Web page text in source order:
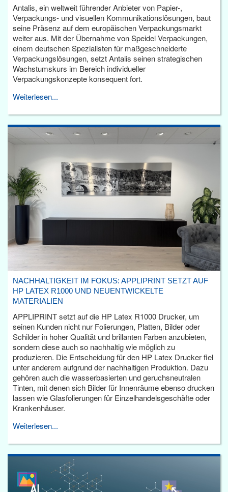
Antalis, ein weltweit führender Anbieter von Papier-,
Verpackungs- und visuellen Kommunikationslösungen, baut
seine Präsenz auf dem europäischen Verpackungsmarkt
weiter aus. Mit der Übernahme von Speidel Verpackungen,
einem deutschen Spezialisten für maßgeschneiderte
Verpackungslösungen, setzt Antalis seinen strategischen
Wachstumskurs im Bereich individueller
Verpackungskonzepte konsequent fort.
Weiterlesen...
NACHHALTIGKEIT IM FOKUS: APPLIPRINT SETZT AUF
HP LATEX R1000 UND NEUENTWICKELTE
MATERIALIEN
APPLIPRINT setzt auf die HP Latex R1000 Drucker, um
seinen Kunden nicht nur Folierungen, Platten, Bilder oder
Schilder in hoher Qualität und brillanten Farben anzubieten,
sondern diese auch so nachhaltig wie möglich zu
produzieren. Die Entscheidung für den HP Latex Drucker fiel
unter anderem aufgrund der nachhaltigen Produktion. Dazu
gehören auch die wasserbasierten und geruchsneutralen
Tinten, mit denen sich Bilder für Innenräume ebenso drucken
lassen wie Glasfolierungen für Einzelhandelsgeschäfte oder
Krankenhäuser.
Weiterlesen...